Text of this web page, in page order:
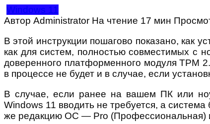
Windows 11
Автор Administrator На чтение 17 мин
В этой инструкции пошагово показано, как
как для систем, полностью совместимых с
доверенного платформенного модуля TPM
в процессе не будет и в случае, если
В случае, если ранее на вашем ПК или
Windows 11 вводить не требуется, а
же редакцию ОС — Pro (Профессиональная)